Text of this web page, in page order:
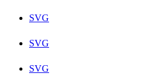
SVG
SVG
SVG